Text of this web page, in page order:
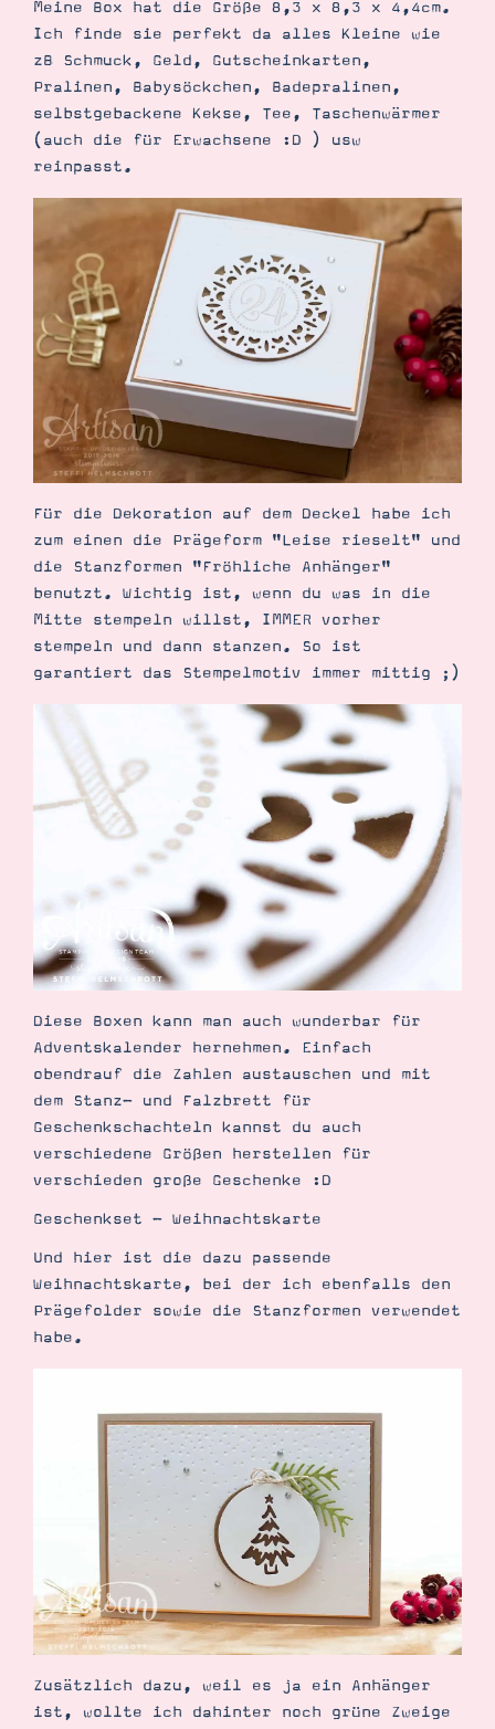
Tipps & Tricks
Ordnungstipps
Suche Impressum Datenschutz
Meine Box hat die Größe 8,3 x 8,3 x 4,4cm.
Ich finde sie perfekt da alles Kleine wie
zB Schmuck, Geld, Gutscheinkarten,
Pralinen, Babysöckchen, Badepralinen,
selbstgebackene Kekse, Tee, Taschenwärmer
(auch die für Erwachsene :D ) usw
reinpasst.
Für die Dekoration auf dem Deckel habe ich
zum einen die Prägeform "Leise rieselt" und
die Stanzformen "Fröhliche Anhänger"
benutzt. Wichtig ist, wenn du was in die
Mitte stempeln willst, IMMER vorher
stempeln und dann stanzen. So ist
garantiert das Stempelmotiv immer mittig ;)
Diese Boxen kann man auch wunderbar für
Adventskalender hernehmen. Einfach
obendrauf die Zahlen austauschen und mit
dem Stanz- und Falzbrett für
Geschenkschachteln kannst du auch
verschiedene Größen herstellen für
verschieden große Geschenke :D
Geschenkset - Weihnachtskarte
Und hier ist die dazu passende
Weihnachtskarte, bei der ich ebenfalls den
Prägefolder sowie die Stanzformen verwendet
habe.
Zusätzlich dazu, weil es ja ein Anhänger
ist, wollte ich dahinter noch grüne Zweige